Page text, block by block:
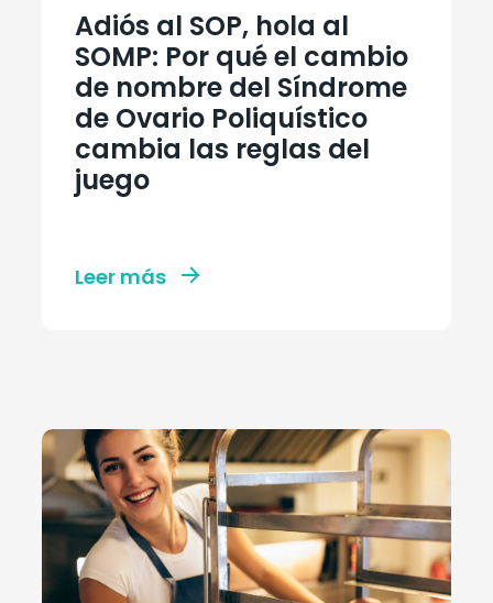
Adiós al SOP, hola al
SOMP: Por qué el cambio
de nombre del Síndrome
de Ovario Poliquístico
cambia las reglas del
juego
Leer más